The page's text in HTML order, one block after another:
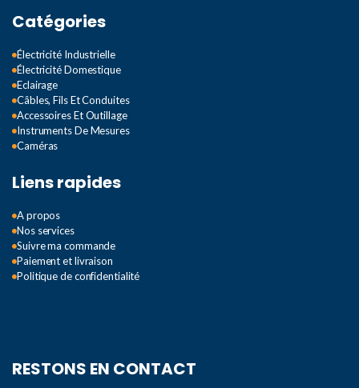
Catégories
Électricité Industrielle
Électricité Domestique
Eclairage
Câbles, Fils Et Conduites
Accessoires Et Outillage
Instruments De Mesures
Caméras
Liens rapides
A propos
Nos services
Suivre ma commande
Paiement et livraison
Politique de confidentialité
RESTONS EN CONTACT